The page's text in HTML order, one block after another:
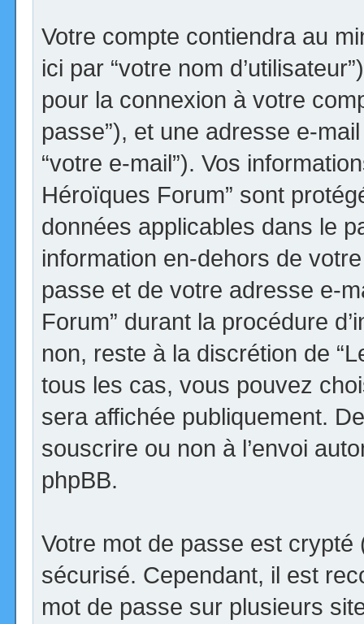
Votre compte contiendra au
ici par “votre nom
pour la connexion à votre
passe”), et une adresse e-
“votre e-mail”). Vos
Héroïques Forum” sont
données applicables dans le
information en-dehors de
passe et de votre adresse e-
Forum” durant la procédure
non, reste à la discrétion de
tous les cas, vous pouvez
sera affichée publiquement.
souscrire ou non à l’envoi
phpBB.
Votre mot de passe est crypté
sécurisé. Cependant, il est
mot de passe sur plusieurs